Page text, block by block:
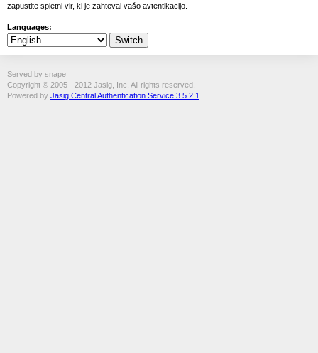
zapustite spletni vir, ki je zahteval vašo avtentikacijo.
Languages:
Served by snape
Copyright © 2005 - 2012 Jasig, Inc. All rights reserved.
Powered by Jasig Central Authentication Service 3.5.2.1